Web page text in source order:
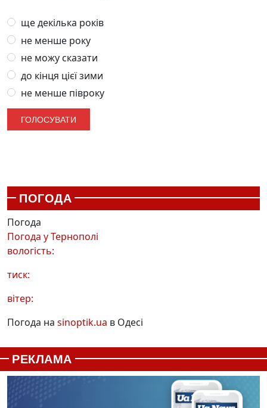
ще декілька років
не менше року
не можу сказати
до кінця цієї зими
не менше півроку
ПОГОДА
Погода
Погода уТернополі
вологість:
тиск:
вітер:
Погода на sinoptik.ua в Одесі
РЕКЛАМА